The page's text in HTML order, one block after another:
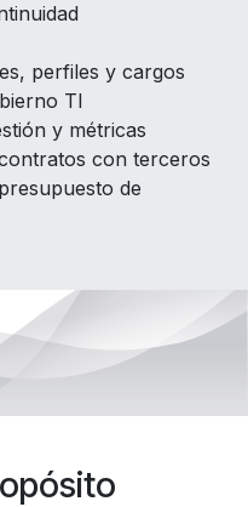
perfiles y cargos
TI
y métricas
con terceros
de